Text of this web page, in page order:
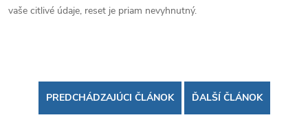
vaše citlivé údaje, reset je priam nevyhnutný.
PREDCHÁDZAJÚCI ČLÁNOK ĎALŠÍ ČLÁNOK